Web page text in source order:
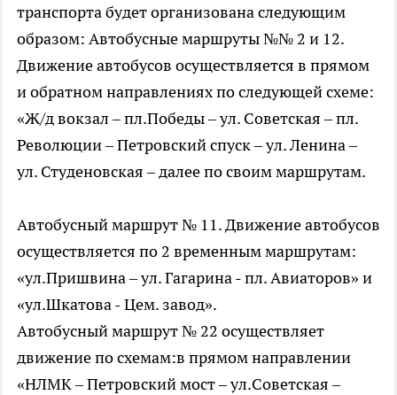
транспорта будет организована следующим
образом: Автобусные маршруты №№ 2 и 12.
Движение автобусов осуществляется в прямом
и обратном направлениях по следующей схеме:
«Ж/д вокзал – пл.Победы – ул. Советская – пл.
Революции – Петровский спуск – ул. Ленина –
ул. Студеновская – далее по своим маршрутам.
Автобусный маршрут № 11. Движение автобусов
осуществляется по 2 временным маршрутам:
«ул.Пришвина – ул. Гагарина - пл. Авиаторов» и
«ул.Шкатова - Цем. завод».
Автобусный маршрут № 22 осуществляет
движение по схемам:в прямом направлении
«НЛМК – Петровский мост – ул.Советская –